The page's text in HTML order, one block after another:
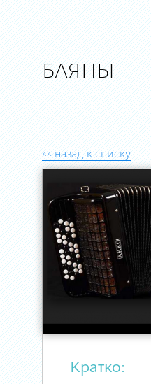
БАЯНЫ
<< назад к списку
Кратко: